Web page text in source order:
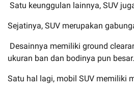
Satu keunggulan lainnya, SUV
Sejatinya, SUV merupakan
Desainnya memiliki ground
ukuran ban dan bodinya pun besar.
Satu hal lagi, mobil SUV memiliki